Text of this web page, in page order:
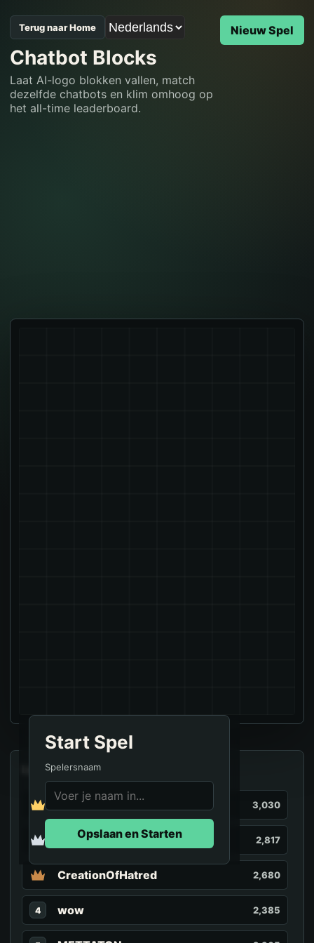
Terug naar Home
Chatbot Blocks
Laat AI-logo blokken vallen, match
dezelfde chatbots en klim omhoog op
het all-time leaderboard.
Nieuw Spel
Start Spel
Spelersnaam
Opslaan en Starten
Leaderboard
navara 3,030
JPerere 2,817
CreationOfHatred 2,680
4 wow 2,385